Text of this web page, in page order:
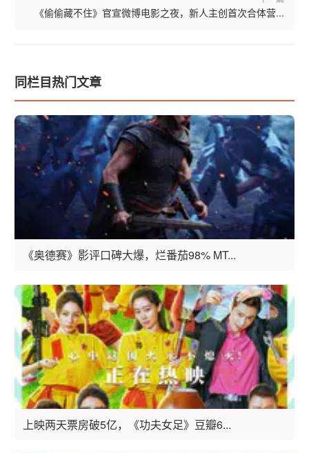
《偷偷藏不住》官宣微博电影之夜，新人主创首次合体营...
同栏目热门文章
《奥德赛》影评口碑大爆，烂番茄98% MT...
上映两天票房破5亿，《功夫女足》豆瓣6...